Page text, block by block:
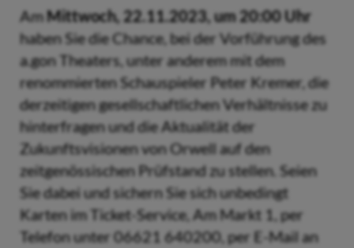
AmMittwoch, 22.11.2023, um 20:00 Uhr
haben Sie die Chance, bei der Vorführung des
a.gon Theaters, unter anderem mit dem
renommierten Schauspieler Peter Kremer, die
derzeitigen gesellschaftlichen Verhältnisse zu
hinterfragen und die Aktualität der
Zukunftsvisionen von Orwell auf den
zeitgenössischen Prüfstand zu stellen. Seien
Sie dabei und sichern Sie sich unbedingt
Karten im Ticket-Service, Am Markt 1, per
Telefon unter 06621 640200, per E-Mail an